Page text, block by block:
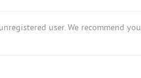
user. We recommend you